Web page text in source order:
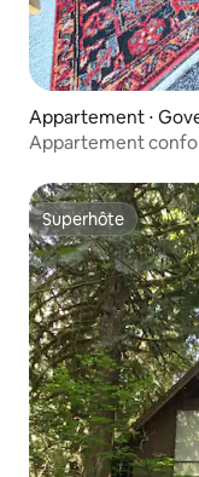
Appartement ⋅
Appartement
Superhôte
Superhôte